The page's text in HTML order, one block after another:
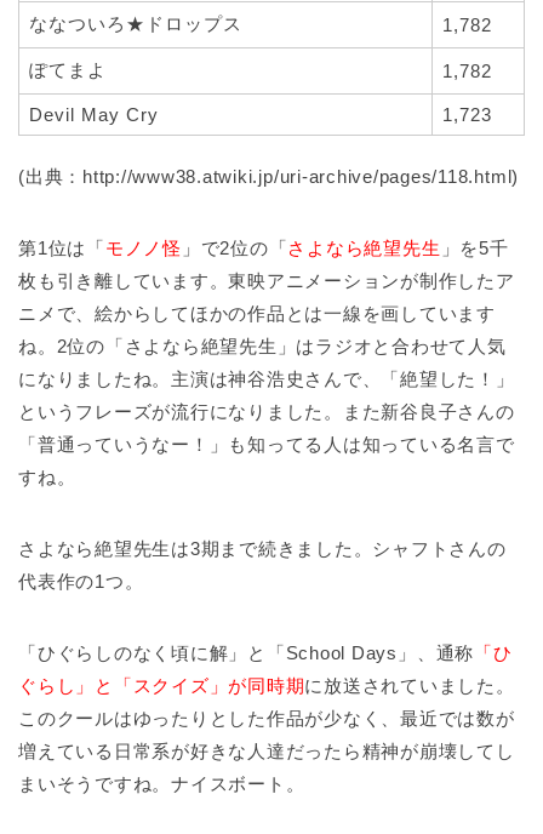
ななついろ★ドロップス 1,782
ぽてまよ 1,782
Devil May Cry 1,723
(出典：http://www38.atwiki.jp/uri-archive/pages/118.html)
第1位は「モノノ怪 」で2位の「さよなら絶望先生 」を5千
枚も引き離しています。東映アニメーションが制作したア
ニメで、絵からしてほかの作品とは一線を画しています
ね。2位の「さよなら絶望先生」はラジオと合わせて人気
になりましたね。主演は神谷浩史さんで、「絶望した！」
というフレーズが流行になりました。また新谷良子さんの
「普通っていうなー！」も知ってる人は知っている名言で
すね。
さよなら絶望先生は3期まで続きました。シャフトさんの
代表作の1つ。
「ひぐらしのなく頃に解」と「School Days」、通称 「ひ
ぐらし」と「スクイズ」が同時期に放送されていました。
このクールはゆったりとした作品が少なく、最近では数が
増えている日常系が好きな人達だったら精神が崩壊してし
まいそうですね。ナイスボート。